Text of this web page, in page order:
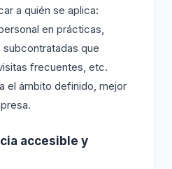
a quién se aplica:
en prácticas,
que
frecuentes, etc.
el ámbito definido, mejor
accesible y